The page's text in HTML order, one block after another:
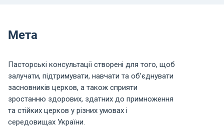
Мета
Пасторські консультації створені для того, щоб
залучати, підтримувати, навчати та об’єднувати
засновників церков, а також сприяти
зростанню здорових, здатних до примноження
та стійких церков у різних умовах і
середовищах України.